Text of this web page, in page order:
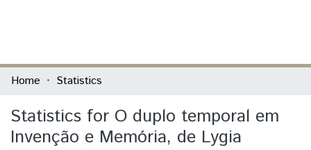
Communities & Collections
All of DSpace
Home Statistics
Statistics for O duplo temporal em
Invenção e Memória, de Lygia